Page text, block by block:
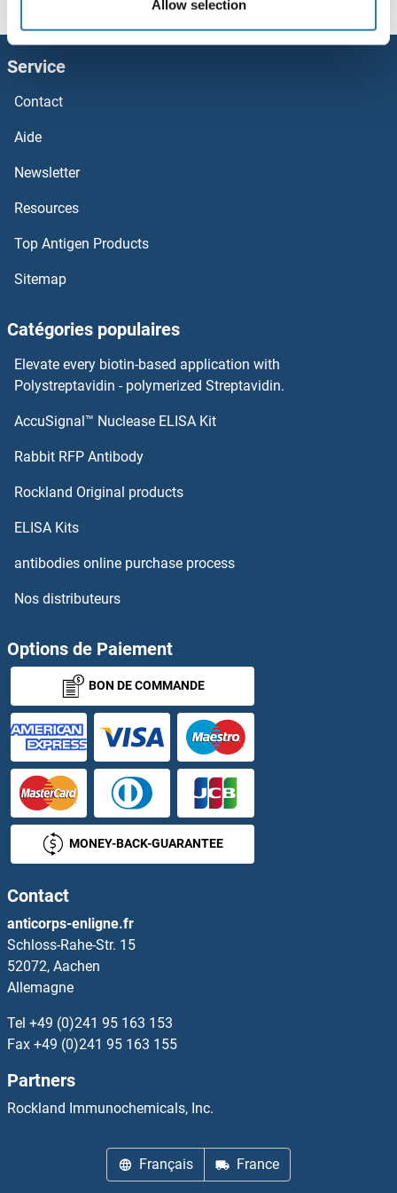
Allow selection
SENP1 Protéines
Seminal Vesicle Secretory Protein 5 Protéines
SEMG1 Protéines
Semaphorin 6C Protéines
SEMA7A Protéines
SEMA6B Protéines
SEMA6A Protéines
SEMA5B Protéines
SEPSECS Protéines
Septin 10 Protéines
Septin 11 Protéines
Septin 12 Protéines
Septin 14 Protéines
Septin 2 Protéines
Septin 3 Protéines
Septin 4 Protéines
Septin 5 Protéines
Septin 6 Protéines
Septin 7 Protéines
Septin 8 Protéines
Septin 9 Protéines
SERAC1 Protéines
SERF1A Protéines
Service
Contact
Aide
Newsletter
Resources
Top Antigen Products
Sitemap
Catégories populaires
Elevate every biotin-based application with
Polystreptavidin - polymerized Streptavidin.
AccuSignal™ Nuclease ELISA Kit
Rabbit RFP Antibody
Rockland Original products
ELISA Kits
antibodies online purchase process
Nos distributeurs
Options de Paiement
BON DE COMMANDE
MONEY-BACK-GUARANTEE
Contact
anticorps-enligne.fr
Schloss-Rahe-Str. 15
52072, Aachen
Allemagne
Tel +49 (0)241 95 163 153
Fax +49 (0)241 95 163 155
Partners
Rockland Immunochemicals, Inc.
Français France